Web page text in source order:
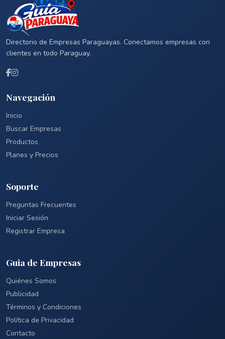
Directorio de Empresas Paraguayas. Conectamos empresas con
clientes en todo Paraguay.
Navegación
Inicio
Buscar Empresas
Productos
Planes y Precios
Soporte
Preguntas Frecuentes
Iniciar Sesión
Registrar Empresa
Guia de Empresas
Quiénes Somos
Publicidad
Términos y Condiciones
Política de Privacidad
Contacto